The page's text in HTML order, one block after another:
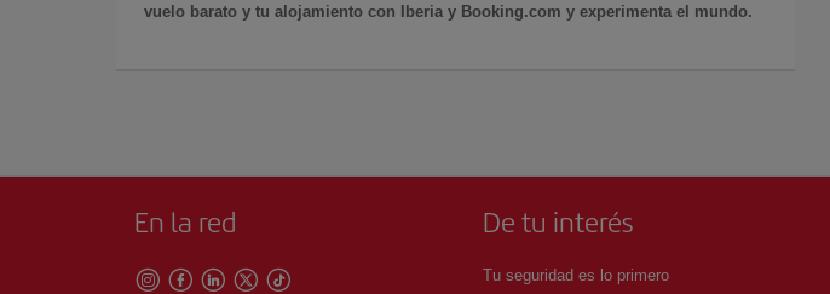
vuelo barato y tu alojamiento con Iberia y Booking.com y experimenta el mundo.
En la red De tu interés
Tu seguridad es lo primero